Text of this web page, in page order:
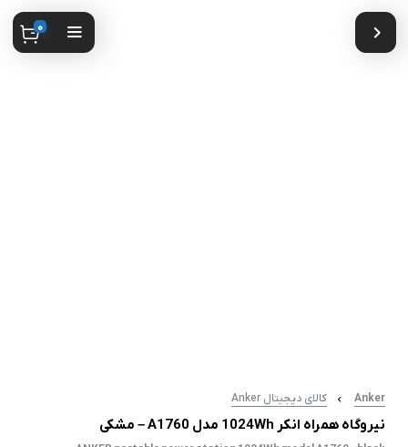
0
Anker کالای دیجیتال Anker
نیروگاه همراه انکر 1024Wh مدل A1760 – مشکی